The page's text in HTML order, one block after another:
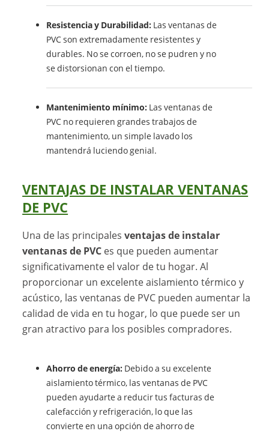
Resistencia y Durabilidad: Las ventanas de
PVC son extremadamente resistentes y
durables. No se corroen, no se pudren y no
se distorsionan con el tiempo.
Mantenimiento mínimo: Las ventanas de
PVC no requieren grandes trabajos de
mantenimiento, un simple lavado los
mantendrá luciendo genial.
VENTAJAS DE INSTALAR VENTANAS
DE PVC
Una de las principalesventajas de instalar
ventanas de PVC es que pueden aumentar
significativamente el valor de tu hogar. Al
proporcionar un excelente aislamiento térmico y
acústico, las ventanas de PVC pueden aumentar la
calidad de vida en tu hogar, lo que puede ser un
gran atractivo para los posibles compradores.
Ahorro de energía: Debido a su excelente
aislamiento térmico, las ventanas de PVC
pueden ayudarte a reducir tus facturas de
calefacción y refrigeración, lo que las
convierte en una opción de ahorro de